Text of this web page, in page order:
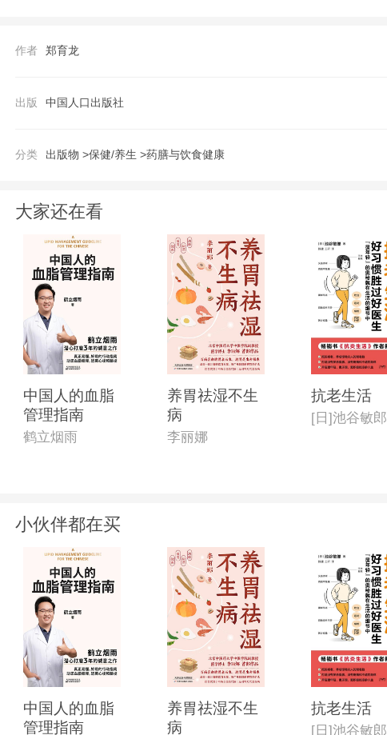
作者 郑育龙
出版 中国人口出版社
分类 出版物 >保健/养生 >药膳与饮食健康
大家还在看
中国人的血脂
管理指南
鹤立烟雨
养胃祛湿不生
病
李丽娜
抗老生活
[日]池谷敏郎
小伙伴都在买
中国人的血脂
管理指南
养胃祛湿不生
病
抗老生活
[日]池谷敏郎